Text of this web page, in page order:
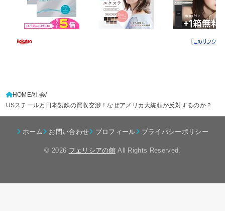
HOME 社会
USスチールと日本製鉄の買収交渉！なぜアメリカ大統領が反対するのか？
ホーム お問い合わせ プロフィール プライバシーポリシー
© 2026 フェリシアの館All Rights Reserved.